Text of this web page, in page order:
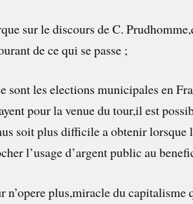
sur le discours de C.
de ce qui se passe ;
sont les elections municipales en
pour la venue du tour,il est
soit plus difficile a obtenir lorsque
l’usage d’argent public au
n’opere plus,miracle du capitalisme